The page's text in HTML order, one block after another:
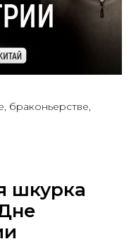
браконьерстве,
шкурка